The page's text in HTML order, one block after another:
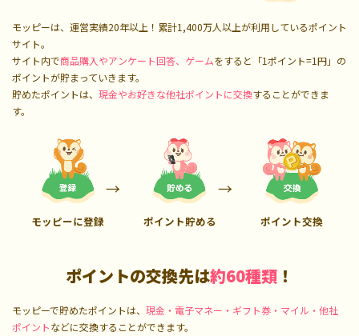
モッピーは、運営実績20年以上！累計1,400万人以上が利用しているポイント
サイト。
サイト内で商品購入やアンケート回答、ゲームをすると「1ポイント=1円」の
ポイントが貯まっていきます。
貯めたポイントは、 現金やお好きな他社ポイントに交換することができま
す。
モッピーに登録 ポイント貯める ポイント交換
ポイントの交換先は約60種類 ！
モッピーで貯めたポイントは、 現金・電子マネー・ギフト券・マイル・他社
ポイントなどに交換することができます。